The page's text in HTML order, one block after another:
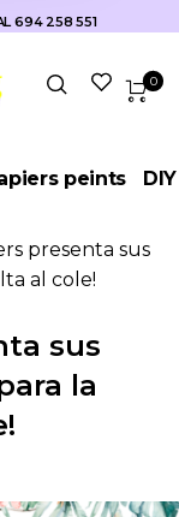
694 258 551
0
peints DIY
presenta sus
al cole!
sus
la